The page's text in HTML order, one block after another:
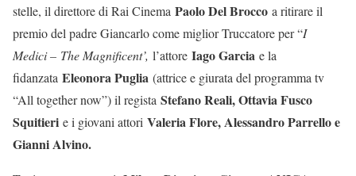
stelle, il direttore di Rai Cinema Paolo Del Brocco a ritirare il
premio del padre Giancarlo come miglior Truccatore per “I
Medici – The Magnificent’, l’attore Iago Garcia e la
fidanzata Eleonora Puglia (attrice e giurata del programma tv
“All together now”) il regista Stefano Reali, Ottavia Fusco
Squitieri e i giovani attori Valeria Flore, Alessandro Parrello e
Gianni Alvino.